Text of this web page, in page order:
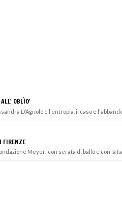
ALL' OBLÌO'
D’Agnolo è l'entropia, il caso e
FIRENZE
Meyer: con serata di ballo e con la